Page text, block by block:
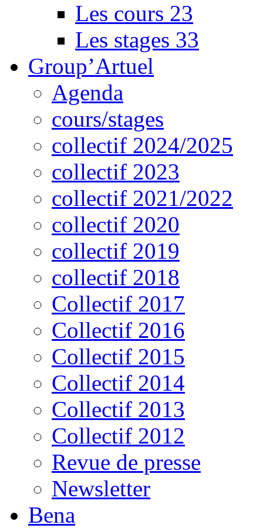
Les cours 23
Les stages 33
Group’Artuel
Agenda
cours/stages
collectif 2024/2025
collectif 2023
collectif 2021/2022
collectif 2020
collectif 2019
collectif 2018
Collectif 2017
Collectif 2016
Collectif 2015
Collectif 2014
Collectif 2013
Collectif 2012
Revue de presse
Newsletter
Bena